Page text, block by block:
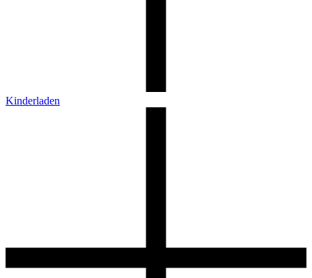
Kinderladen